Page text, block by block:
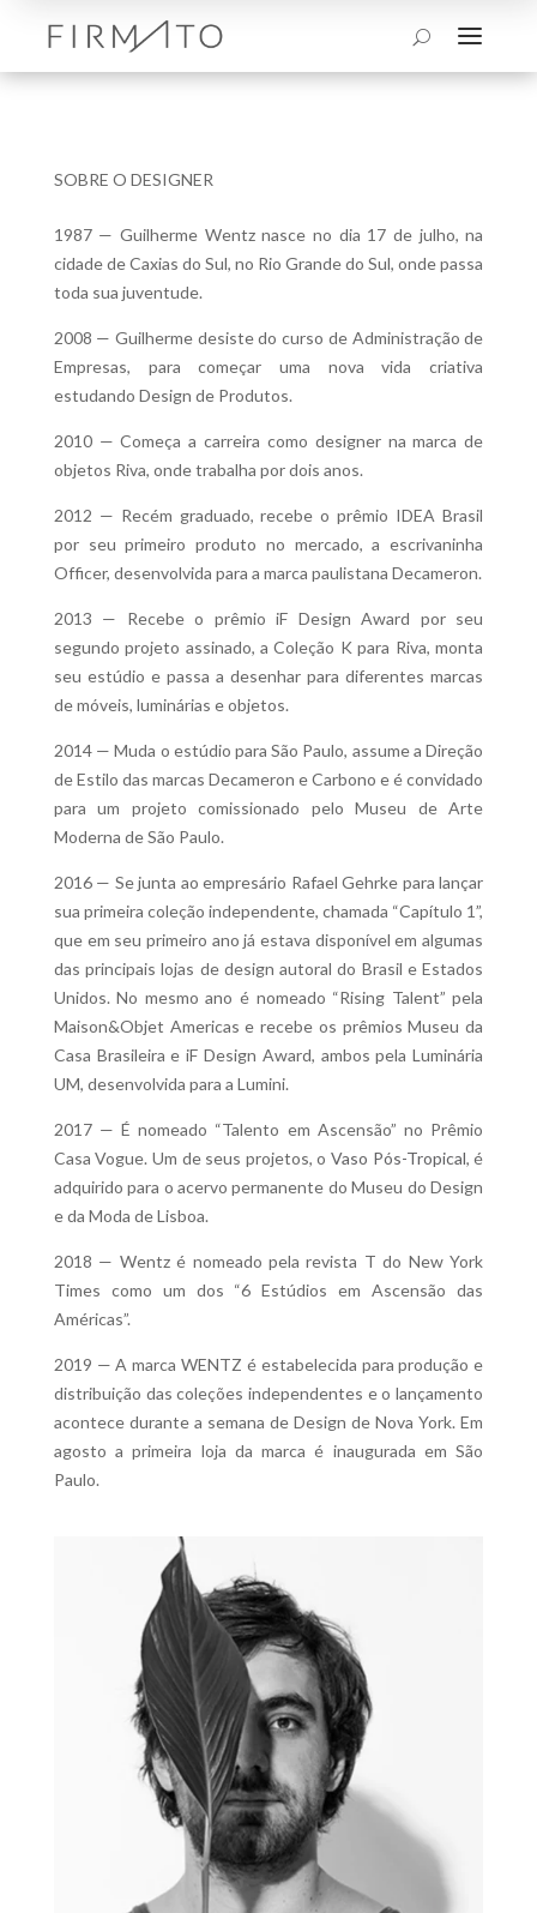
U a
SOBRE O DESIGNER
1987 — Guilherme Wentz nasce no dia 17 de julho, na
cidade de Caxias do Sul, no Rio Grande do Sul, onde passa
toda sua juventude.
2008 — Guilherme desiste do curso de Administração de
Empresas, para começar uma nova vida criativa
estudando Design de Produtos.
2010 — Começa a carreira como designer na marca de
objetos Riva, onde trabalha por dois anos.
2012 — Recém graduado, recebe o prêmio IDEA Brasil
por seu primeiro produto no mercado, a escrivaninha
Officer, desenvolvida para a marca paulistana Decameron.
2013 — Recebe o prêmio iF Design Award por seu
segundo projeto assinado, a Coleção K para Riva, monta
seu estúdio e passa a desenhar para diferentes marcas
de móveis, luminárias e objetos.
2014 — Muda o estúdio para São Paulo, assume a Direção
de Estilo das marcas Decameron e Carbono e é convidado
para um projeto comissionado pelo Museu de Arte
Moderna de São Paulo.
2016 — Se junta ao empresário Rafael Gehrke para lançar
sua primeira coleção independente, chamada “Capítulo 1”,
que em seu primeiro ano já estava disponível em algumas
das principais lojas de design autoral do Brasil e Estados
Unidos. No mesmo ano é nomeado “Rising Talent” pela
Maison&Objet Americas e recebe os prêmios Museu da
Casa Brasileira e iF Design Award, ambos pela Luminária
UM, desenvolvida para a Lumini.
2017 — É nomeado “Talento em Ascensão” no Prêmio
Casa Vogue. Um de seus projetos, o Vaso Pós-Tropical, é
adquirido para o acervo permanente do Museu do Design
e da Moda de Lisboa.
2018 — Wentz é nomeado pela revista T do New York
Times como um dos “6 Estúdios em Ascensão das
Américas”.
2019 — A marca WENTZ é estabelecida para produção e
distribuição das coleções independentes e o lançamento
acontece durante a semana de Design de Nova York. Em
agosto a primeira loja da marca é inaugurada em São
Paulo.